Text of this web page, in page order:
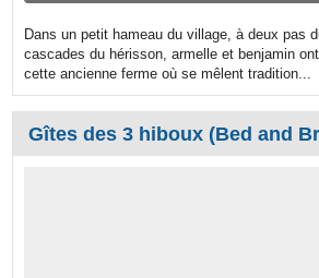
Dans un petit hameau du village, à deux pas
cascades du hérisson, armelle et benjamin
cette ancienne ferme où se mêlent tradition...
Gîtes des 3 hiboux (Bed and